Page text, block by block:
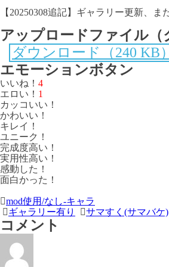
【20250308追記】ギャラリー更新、
アップロードファイル（
ダウンロード（240 KB
エモーションボタン
いいね！ 4
エロい！ 1
カッコいい！
かわいい！
キレイ！
ユニーク！
完成度高い！
実用性高い！
感動した！
面白かった！
＜
次
の
記
前
の
記
事
mod使用/なし-キャラ
ギャラリー有り
サマすく(サマバケ)
コメント